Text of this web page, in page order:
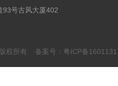
93号古风大厦402
版权所有 备案号：粤ICP备